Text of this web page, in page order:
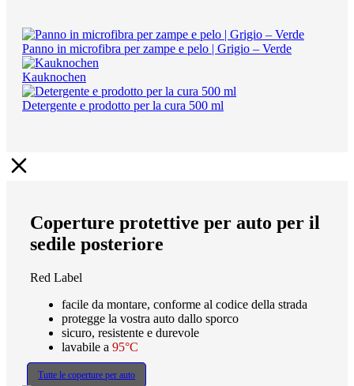
Panno in microfibra per zampe e pelo | Grigio – Verde
Kauknochen
Detergente e prodotto per la cura 500 ml
Coperture protettive per auto per il
sedile posteriore
Red Label
facile da montare, conforme al codice della strada
protegge la vostra auto dallo sporco
sicuro, resistente e durevole
lavabile a 95°C
Tutte le coperture per auto